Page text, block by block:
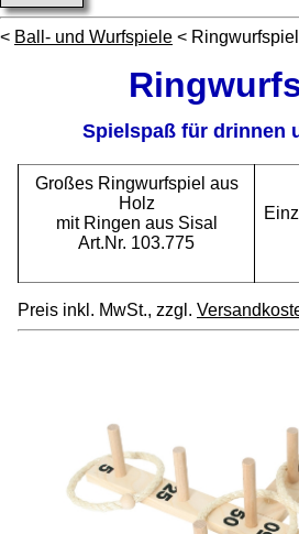
< Ball- und Wurfspiele < Ringwurfspiel
Spielspaß für drinnen
Großes Ringwurfspiel aus
Holz
mit Ringen aus Sisal
Art.Nr. 103.775
Preis inkl. MwSt., zzgl.